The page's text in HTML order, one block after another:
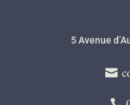
5 Avenue